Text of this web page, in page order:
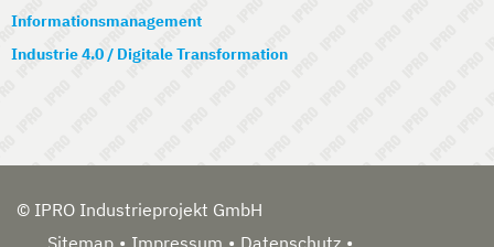
Informationsmanagement
Industrie 4.0 / Digitale Transformation
© IPRO Industrieprojekt GmbH